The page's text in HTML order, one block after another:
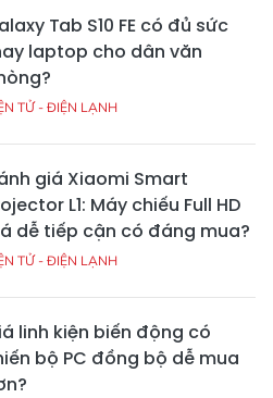
Tab S10 FE có đủ sức
laptop cho dân văn
TỬ - ĐIỆN LẠNH
giá Xiaomi Smart
L1: Máy chiếu Full HD
dễ tiếp cận có đáng mua?
TỬ - ĐIỆN LẠNH
linh kiện biến động có
bộ PC đồng bộ dễ mua